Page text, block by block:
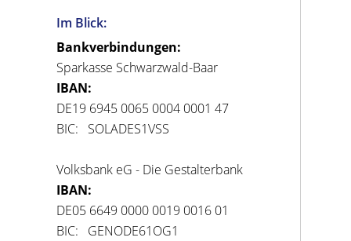
Im Blick:
Bankverbindungen:
Sparkasse Schwarzwald-Baar
IBAN:
DE19 6945 0065 0004 0001 47
BIC: SOLADES1VSS
Volksbank eG - Die Gestalterbank
IBAN:
DE05 6649 0000 0019 0016 01
BIC: GENODE61OG1